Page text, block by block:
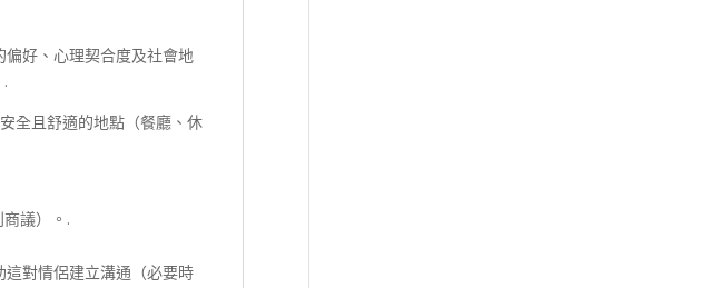
好、心理契合度及社會地
全且舒適的地點（餐廳、休
議）。.
對情侶建立溝通（必要時